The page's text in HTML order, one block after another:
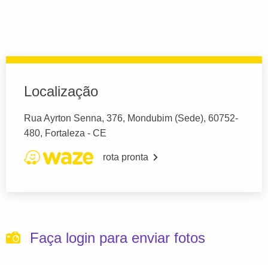
Localização
Rua Ayrton Senna, 376, Mondubim (Sede), 60752-
480, Fortaleza - CE
rota pronta
Faça login para enviar fotos